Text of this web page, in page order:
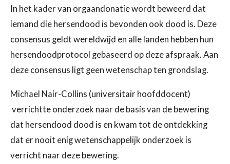
In het kader van orgaandonatie wordt beweerd dat
iemand die hersendood is bevonden ook dood is. Deze
consensus geldt wereldwijd en alle landen hebben hun
hersendoodprotocol gebaseerd op deze afspraak. Aan
deze consensus ligt geen wetenschap ten grondslag.
Michael Nair-Collins (universitair hoofddocent)
verrichtte onderzoek naar de basis van de bewering
dat hersendood dood is en kwam tot de ontdekking
dat er nooit enig wetenschappelijk onderzoek is
verricht naar deze bewering.